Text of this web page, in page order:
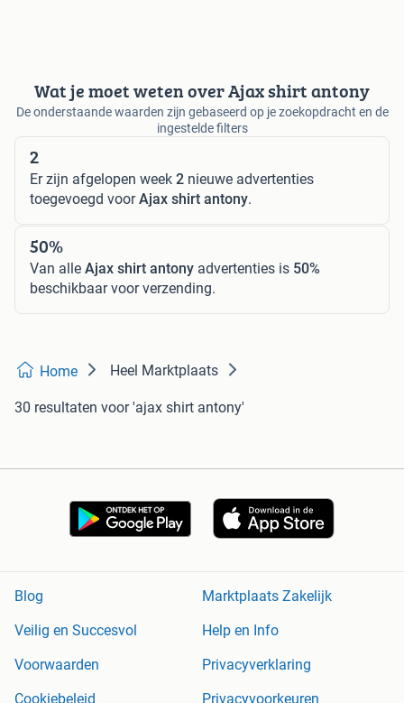
Wat je moet weten over Ajax shirt antony
De onderstaande waarden zijn gebaseerd op je zoekopdracht en de
ingestelde filters
2
Er zijn afgelopen week 2 nieuwe advertenties
toegevoegd voorAjax shirt antony.
50%
Van alle Ajax shirt antony advertenties is 50%
beschikbaar voor verzending.
Home Heel Marktplaats
30 resultaten voor 'ajax shirt antony'
Blog
Marktplaats Zakelijk
Veilig en Succesvol
Help en Info
Voorwaarden
Privacyverklaring
Cookiebeleid
Privacyvoorkeuren